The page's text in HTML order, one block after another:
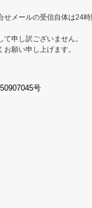
せメールの受信自体は24
申し訳ございません。
願い申し上げます。
号